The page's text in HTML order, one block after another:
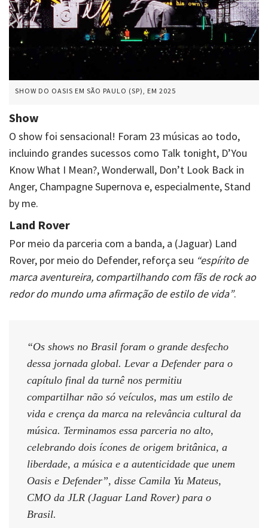
SHOW DO OASIS EM SÃO PAULO (SP), EM 2025
Show
O show foi sensacional! Foram 23 músicas ao todo,
incluindo grandes sucessos como Talk tonight, D’You
Know What I Mean?, Wonderwall, Don’t Look Back in
Anger, Champagne Supernova e, especialmente, Stand
by me.
Land Rover
Por meio da parceria com a banda, a (Jaguar) Land
Rover, por meio do Defender, reforça seu “espírito de
marca aventureira, compartilhando com fãs de rock ao
redor do mundo uma afirmação de estilo de vida”.
“Os shows no Brasil foram o grande desfecho
dessa jornada global. Levar a Defender para o
capítulo final da turnê nos permitiu
compartilhar não só veículos, mas um estilo de
vida e crença da marca na relevância cultural da
música. Terminamos essa parceria no alto,
celebrando dois ícones de origem britânica, a
liberdade, a música e a autenticidade que unem
Oasis e Defender”, disse Camila Yu Mateus,
CMO da JLR (Jaguar Land Rover) para o
Brasil.